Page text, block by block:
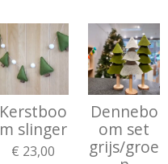
Kerstboo
m slinger
€ 23,00
Dennebo
om set
grijs/groe